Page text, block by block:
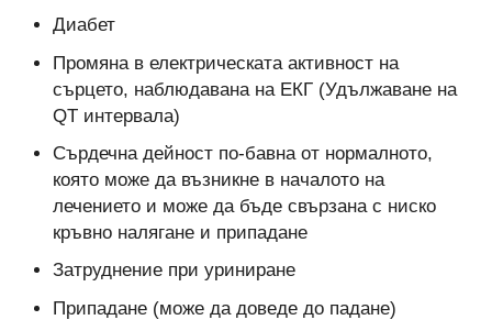
Диабет
Промяна в електрическата активност на
сърцето, наблюдавана на ЕКГ (Удължаване на
QT интервала)
Сърдечна дейност по-бавна от нормалното,
която може да възникне в началото на
лечението и може да бъде свързана с ниско
кръвно налягане и припадане
Затруднение при уриниране
Припадане (може да доведе до падане)